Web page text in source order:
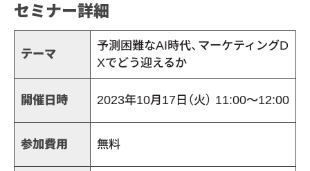
セミナー詳細
テーマ
予測困難なAI時代、マーケティングD
Xでどう迎えるか
開催日時 2023年10月17日（火） 11:00～12:00
参加費用 無料